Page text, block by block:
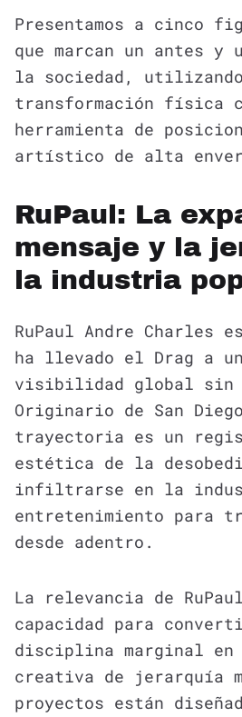
Presentamos a cinco
que marcan un antes y
la sociedad,
transformación física
herramienta de
artístico de alta
RuPaul: La
mensaje y la
la industria
RuPaul Andre Charles
ha llevado el Drag a
visibilidad global sin
Originario de San
trayectoria es un
estética de la
infiltrarse en la
entretenimiento para
desde adentro.
La relevancia de
capacidad para
disciplina marginal
creativa de jerarquía
proyectos están